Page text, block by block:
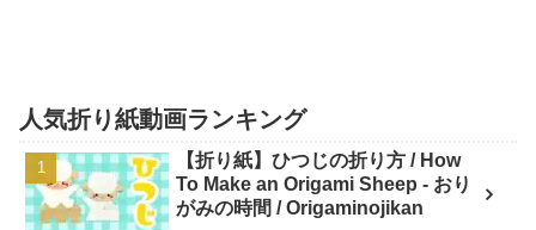
人気折り紙動画ランキング
【折り紙】ひつじの折り方 / How
To Make an Origami Sheep - おり
がみの時間 / Origaminojikan